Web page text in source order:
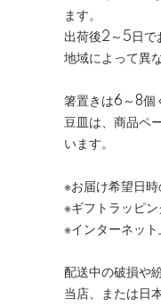
ます。
出荷後2～5日で
地域によって異
箸置きは6～8個
豆皿は、商品ペ
います。
※お届け希望日時
※ギフトラッピン
※インターネット
配送中の破損や
当店、または日